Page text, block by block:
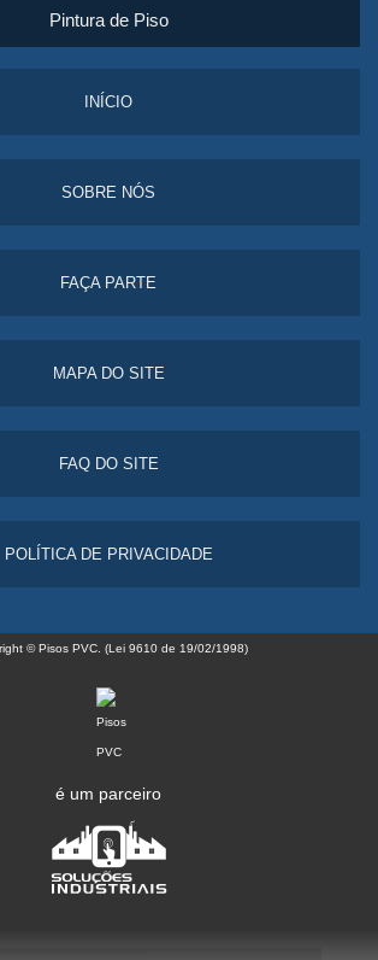
Pintura de Piso
INÍCIO
SOBRE NÓS
FAÇA PARTE
MAPA DO SITE
FAQ DO SITE
POLÍTICA DE PRIVACIDADE
© Pisos PVC. (Lei 9610 de 19/02/1998)
é um parceiro